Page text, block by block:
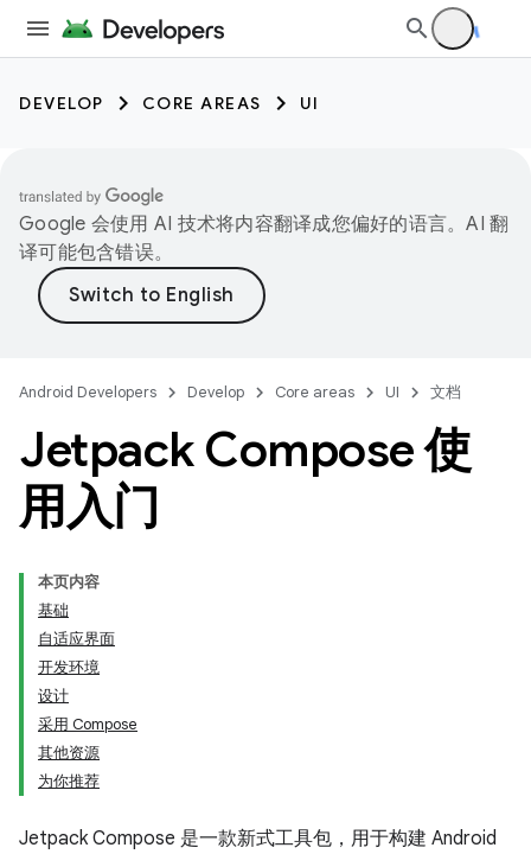
DEVELOP CORE AREAS UI
Google 会使用 AI 技术将内容翻译成您偏好的语言。AI 翻
译可能包含错误。
Android Developers Develop Core areas UI 文档
Jetpack Compose 使
用入门
本页内容
基础
自适应界面
开发环境
设计
采用 Compose
其他资源
为你推荐
Jetpack Compose 是一款新式工具包，用于构建 Android